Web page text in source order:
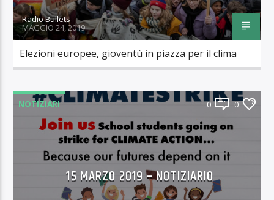
Radio Bullets
MAGGIO 24, 2019
Elezioni europee, gioventù in piazza per il clima
NOTIZIARI 0 0
15 MARZO 2019 – NOTIZIARIO